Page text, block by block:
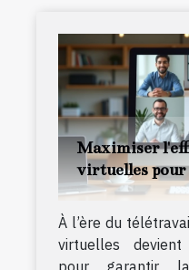
Maximiser
virtuelles pour
À l’ère du
virtuelles
pour garantir